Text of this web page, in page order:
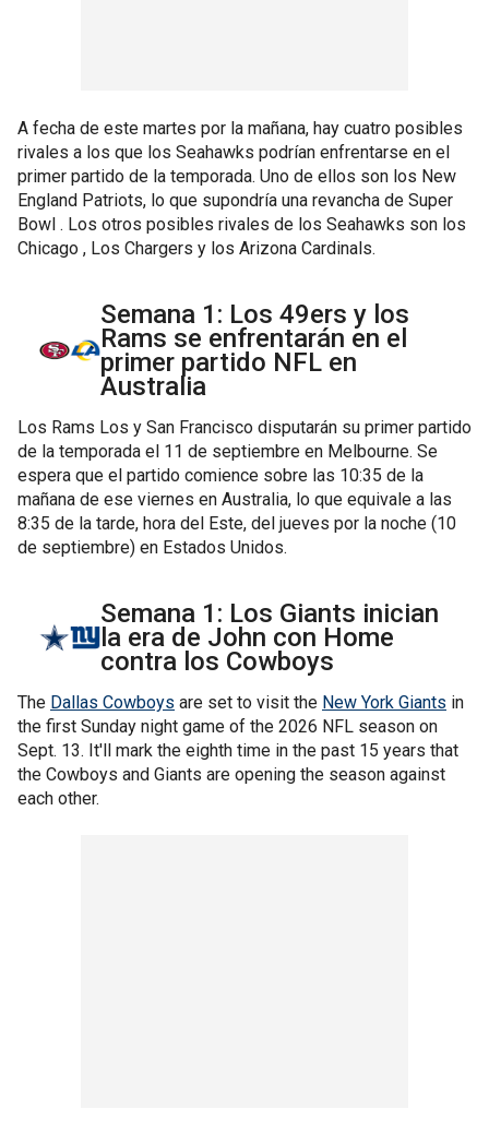
A fecha de este martes por la mañana, hay cuatro posibles
rivales a los que los Seahawks podrían enfrentarse en el
primer partido de la temporada. Uno de ellos son los New
England Patriots, lo que supondría una revancha de Super
Bowl . Los otros posibles rivales de los Seahawks son los
Chicago , Los Chargers y los Arizona Cardinals.
Semana 1: Los 49ers y los
Rams se enfrentarán en el
primer partido NFL en
Australia
Los Rams Los y San Francisco disputarán su primer partido
de la temporada el 11 de septiembre en Melbourne. Se
espera que el partido comience sobre las 10:35 de la
mañana de ese viernes en Australia, lo que equivale a las
8:35 de la tarde, hora del Este, del jueves por la noche (10
de septiembre) en Estados Unidos.
Semana 1: Los Giants inician
la era de John con Home
contra los Cowboys
The Dallas Cowboys are set to visit the New York Giants in
the first Sunday night game of the 2026 NFL season on
Sept. 13. It'll mark the eighth time in the past 15 years that
the Cowboys and Giants are opening the season against
each other.